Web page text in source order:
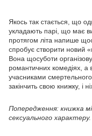
Якось так стається, що
укладають парі, що має
протягом літа напише
спробує створити новий
Вона щосуботи
романтичних комедіях, а
учасниками
закінчить свою книжку, і
Попередження: книжка
сексуального характеру.